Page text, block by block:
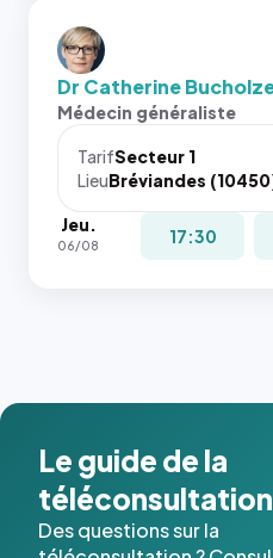
Dr Catherine
Médecin généraliste
TarifSecteur 1
LieuBréviandes
Jeu.
06/08 17:30
Le guide de la
téléconsultation
Des questions sur la